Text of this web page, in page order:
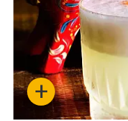
detail
section
11+